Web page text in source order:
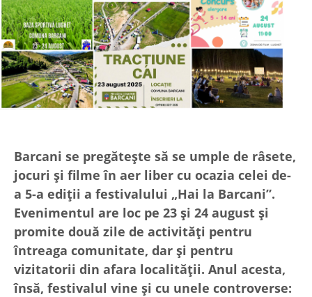
Barcani se pregătește să se umple de râsete,
jocuri și filme în aer liber cu ocazia celei de-
a 5-a ediții a festivalului „Hai la Barcani”.
Evenimentul are loc pe 23 și 24 august și
promite două zile de activități pentru
întreaga comunitate, dar și pentru
vizitatorii din afara localității. Anul acesta,
însă, festivalul vine și cu unele controverse: